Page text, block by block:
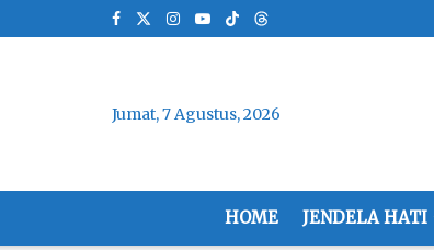
Jumat, 7 Agustus, 2026
HOME JENDELA HATI